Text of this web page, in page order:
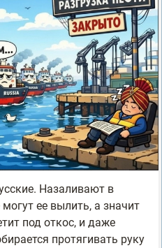
Назаливают в
ее вылить, а значит
под откос, и даже
протягивать руку